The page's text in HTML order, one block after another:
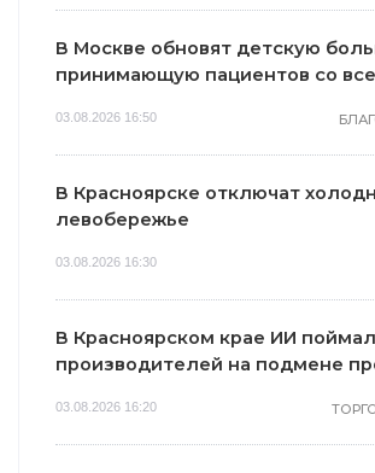
В Москве обновят детскую
принимающую пациентов со
03.08.2026 16:50
В Красноярске отключат
левобережье
03.08.2026 16:30
В Красноярском крае ИИ поймал
производителей на подмене
03.08.2026 16:20